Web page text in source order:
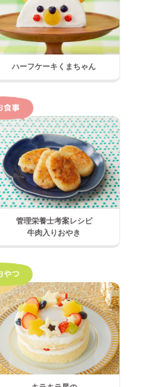
ハーフケーキくまちゃん
管理栄養士考案レシピ
牛肉入りおやき